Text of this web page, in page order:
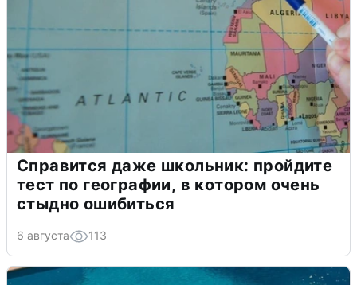
Справится даже школьник: пройдите
тест по географии, в котором очень
стыдно ошибиться
6 августа 113